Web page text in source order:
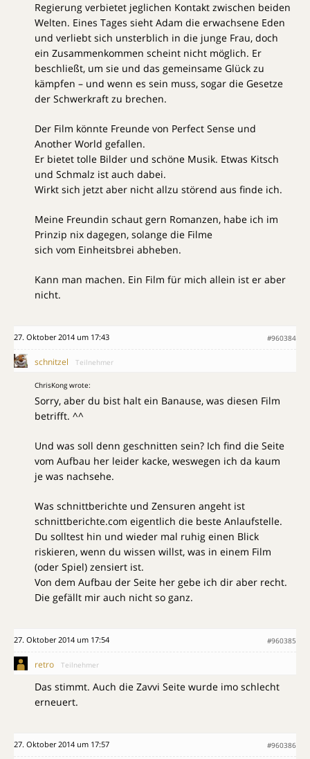
Regierung verbietet jeglichen Kontakt zwischen beiden
Welten. Eines Tages sieht Adam die erwachsene Eden
und verliebt sich unsterblich in die junge Frau, doch
ein Zusammenkommen scheint nicht möglich. Er
beschließt, um sie und das gemeinsame Glück zu
kämpfen – und wenn es sein muss, sogar die Gesetze
der Schwerkraft zu brechen.
Der Film könnte Freunde von Perfect Sense und
Another World gefallen.
Er bietet tolle Bilder und schöne Musik. Etwas Kitsch
und Schmalz ist auch dabei.
Wirkt sich jetzt aber nicht allzu störend aus finde ich.
Meine Freundin schaut gern Romanzen, habe ich im
Prinzip nix dagegen, solange die Filme
sich vom Einheitsbrei abheben.
Kann man machen. Ein Film für mich allein ist er aber
nicht.
27. Oktober 2014 um 17:43 #960384
schnitzel Teilnehmer
ChrisKong wrote:
Sorry, aber du bist halt ein Banause, was diesen Film
betrifft. ^^
Und was soll denn geschnitten sein? Ich find die Seite
vom Aufbau her leider kacke, weswegen ich da kaum
je was nachsehe.
Was schnittberichte und Zensuren angeht ist
schnittberichte.com eigentlich die beste Anlaufstelle.
Du solltest hin und wieder mal ruhig einen Blick
riskieren, wenn du wissen willst, was in einem Film
(oder Spiel) zensiert ist.
Von dem Aufbau der Seite her gebe ich dir aber recht.
Die gefällt mir auch nicht so ganz.
27. Oktober 2014 um 17:54 #960385
retro Teilnehmer
Das stimmt. Auch die Zavvi Seite wurde imo schlecht
erneuert.
27. Oktober 2014 um 17:57 #960386